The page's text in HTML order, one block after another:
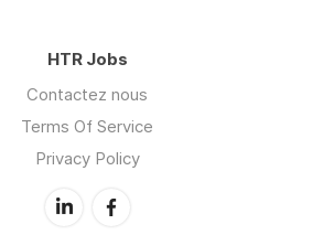
HTR Jobs
Contactez nous
Terms Of Service
Privacy Policy